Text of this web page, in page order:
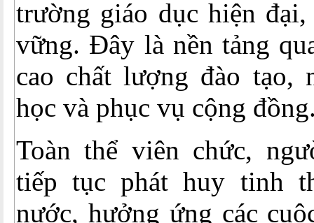
trường giáo dục hiện
vững. Đây là nền tảng
cao chất lượng đào tạo,
học và phục vụ cộng
Toàn thể viên chức,
tiếp tục phát huy tinh
nước, hưởng ứng các